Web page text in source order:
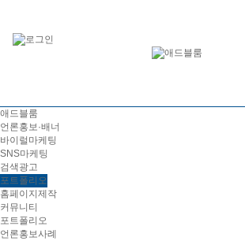
애드블룸
언론홍보·배너
바이럴마케팅
SNS마케팅
검색광고
포트폴리오
홈페이지제작
커뮤니티
포트폴리오
언론홍보사례